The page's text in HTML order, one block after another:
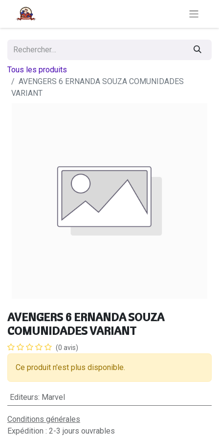
Tous les produits
AVENGERS 6 ERNANDA SOUZA COMUNIDADES
VARIANT
AVENGERS 6 ERNANDA SOUZA
COMUNIDADES VARIANT
(0 avis)
Ce produit n'est plus disponible.
Editeurs: Marvel
Conditions générales
Expédition : 2-3 jours ouvrables